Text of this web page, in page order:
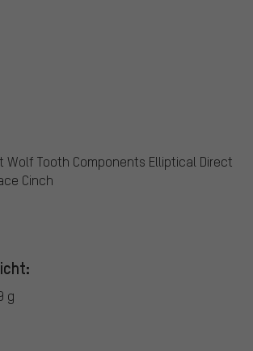
Wolf Tooth Components Elliptical Direct
Cinch
g